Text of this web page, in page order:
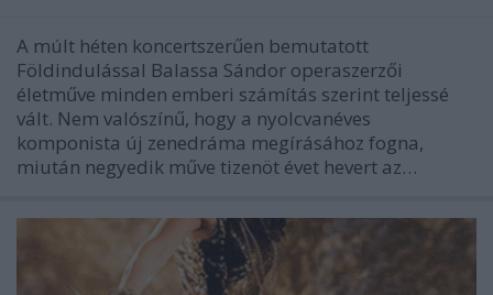
A múlt héten koncertszerűen bemutatott
Földindulással Balassa Sándor operaszerzői
életműve minden emberi számítás szerint teljessé
vált. Nem valószínű, hogy a nyolcvanéves
komponista új zenedráma megírásához fogna,
miután negyedik műve tizenöt évet hevert az…